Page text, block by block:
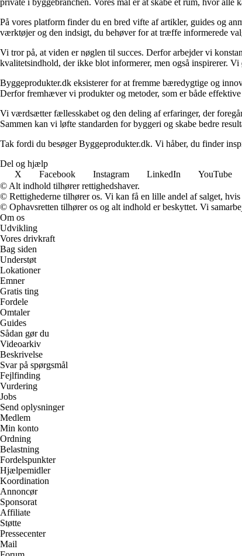
På vores platform finder du en bred vifte af artikler, guides og
værktøjer og den indsigt, du behøver for at træffe informerede
Vi tror på, at viden er nøglen til succes. Derfor arbejder vi
kvalitetsindhold, der ikke blot informerer, men også inspirerer.
Byggeprodukter.dk eksisterer for at fremme bæredygtige og
Derfor fremhæver vi produkter og metoder, som er både
Vi værdsætter fællesskabet og den deling af erfaringer, der
Sammen kan vi løfte standarden for byggeri og skabe bedre
Tak fordi du besøger Byggeprodukter.dk. Vi håber, du finder
Del og hjælp
X
Facebook Instagram LinkedIn YouTube
© Alt indhold tilhører rettighedshaver.
© Rettighederne tilhører os. Vi kan få en lille andel af salget,
© Ophavsretten tilhører os og alt indhold er beskyttet. Vi
Om os
Udvikling
Vores drivkraft
Bag siden
Understøt
Lokationer
Emner
Gratis ting
Fordele
Omtaler
Guides
Sådan gør du
Videoarkiv
Beskrivelse
Svar på spørgsmål
Fejlfinding
Vurdering
Jobs
Send oplysninger
Medlem
Min konto
Ordning
Belastning
Fordelspunkter
Hjælpemidler
Koordination
Annoncør
Sponsorat
Affiliate
Støtte
Pressecenter
Mail